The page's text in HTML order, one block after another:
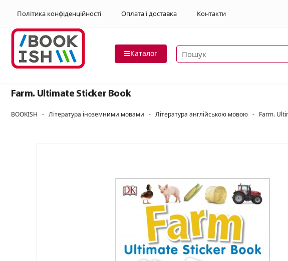
Політика конфіденційності Оплата і доставка Контакти
Каталог Пошук товарів
Farm. Ultimate Sticker Book
BOOKISH - Література іноземними мовами - Література англійською мовою - Farm.